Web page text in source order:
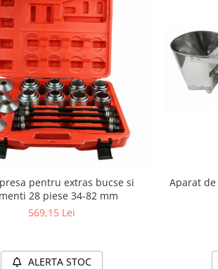
pentru extras bucse si
28 piese 34-82 mm
569,15 Lei
ALERTA STOC
Aparat